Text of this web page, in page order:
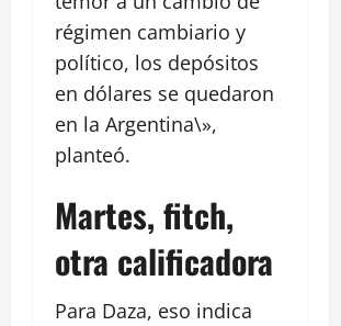
régimen cambiario y
político, los depósitos
en dólares se quedaron
en la Argentina\»,
planteó.
Martes, fitch,
otra calificadora
Para Daza, eso indica